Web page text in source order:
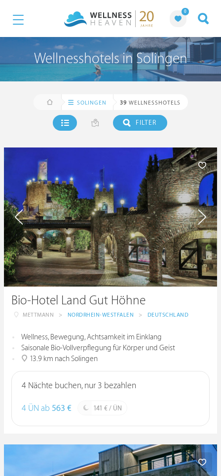
0
Wellnesshotels in Solingen
SOLINGEN 39 WELLNESSHOTELS
FILTER
Bio-Hotel Land Gut Höhne
METTMANN > NORDRHEIN-WESTFALEN > DEUTSCHLAND
Wellness, Bewegung, Achtsamkeit im Einklang
Saisonale Bio-Vollverpflegung für Körper und Geist
13.9 km nach Solingen
4 Nächte buchen, nur 3 bezahlen
4 ÜN ab 563 € 141 € / ÜN